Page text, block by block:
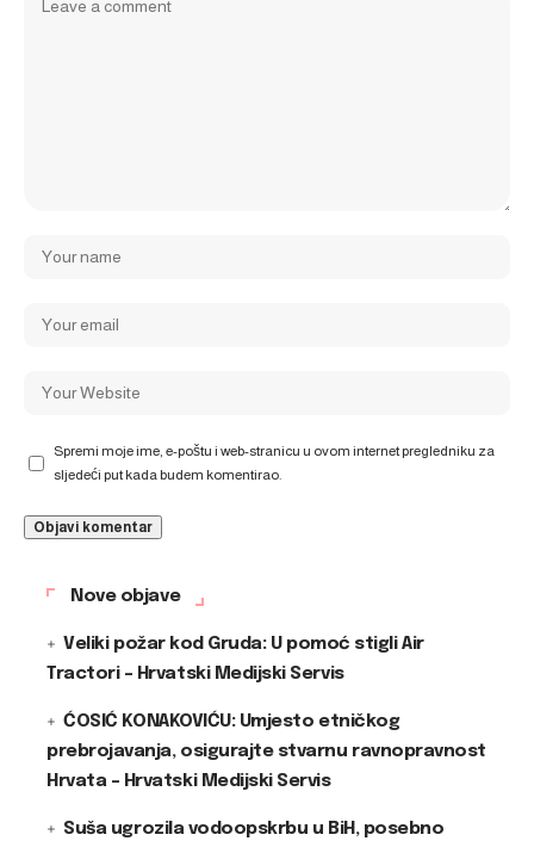
Spremi moje ime, e-poštu i web-stranicu u ovom internet pregledniku za
sljedeći put kada budem komentirao.
Nove objave
Veliki požar kod Gruda: U pomoć stigli Air
Tractori – Hrvatski Medijski Servis
ĆOSIĆ KONAKOVIĆU: Umjesto etničkog
prebrojavanja, osigurajte stvarnu ravnopravnost
Hrvata – Hrvatski Medijski Servis
Suša ugrozila vodoopskrbu u BiH, posebno